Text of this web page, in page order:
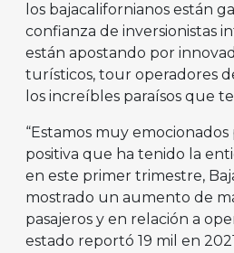
los bajacalifornianos están
confianza de inversionistas
están apostando por
turísticos, tour operadores
los increíbles paraísos que
“Estamos muy
positiva que ha tenido la
en este primer trimestre,
mostrado un aumento de
pasajeros y en relación a
estado reportó 19 mil en